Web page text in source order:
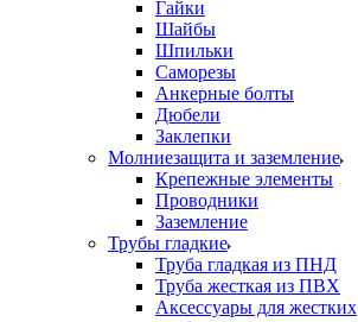
Гайки
Шайбы
Шпильки
Саморезы
Анкерные болты
Дюбели
Заклепки
Молниезащита и заземление
Крепежные элементы
Проводники
Заземление
Трубы гладкие
Труба гладкая из ПНД
Труба жесткая из ПВХ
Аксессуары для жестких